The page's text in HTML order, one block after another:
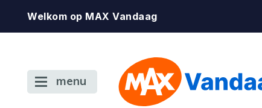
Welkom op MAX Vandaag
menu